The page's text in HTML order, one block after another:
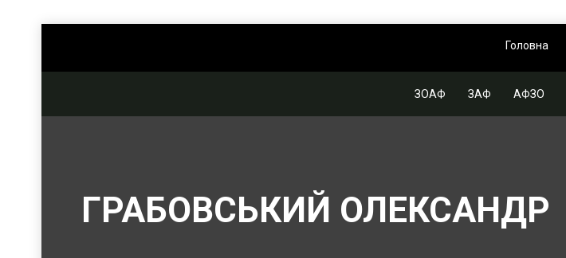
Головна
ЗОАФ ЗАФ АФЗО
ГРАБОВСЬКИЙ ОЛЕКСАНДР